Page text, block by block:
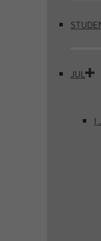
JUL
I